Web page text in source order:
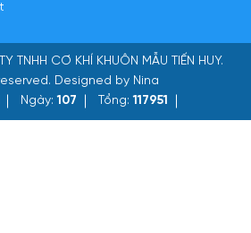
TNHH CƠ KHÍ KHUÔN MẪU TIẾN HUY.
Designed by Nina
Ngày:107 Tổng:117951